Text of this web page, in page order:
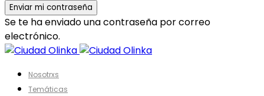
Se te ha enviado una contraseña por correo
electrónico.
Nosotrxs
Temáticas